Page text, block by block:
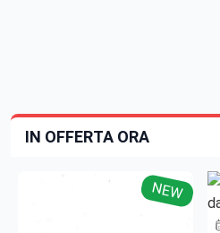
IN OFFERTA ORA
NEW